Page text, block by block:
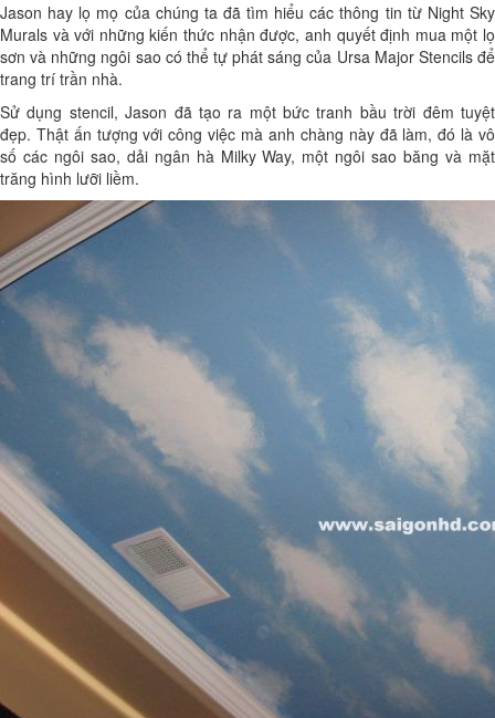
Jason hay lọ mọ của chúng ta đã tìm hiểu các thông tin từ Night Sky
Murals và với những kiến thức nhận được, anh quyết định mua một lọ
sơn và những ngôi sao có thể tự phát sáng của Ursa Major Stencils để
trang trí trần nhà.
Sử dụng stencil, Jason đã tạo ra một bức tranh bầu trời đêm tuyệt
đẹp. Thật ấn tượng với công việc mà anh chàng này đã làm, đó là vô
số các ngôi sao, dải ngân hà Milky Way, một ngôi sao băng và mặt
trăng hình lưỡi liềm.